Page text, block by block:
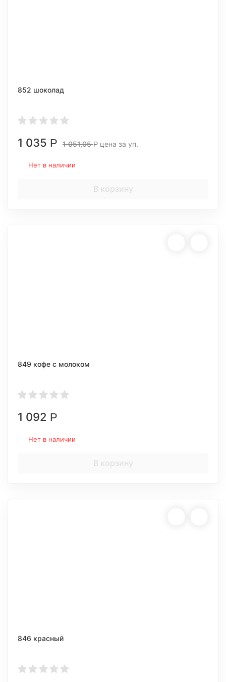
852 шоколад
1 035 Р 1 051,05Р цена за уп.
Нет в наличии
В корзину
849 кофе с молоком
1 092 Р
Нет в наличии
В корзину
846 красный